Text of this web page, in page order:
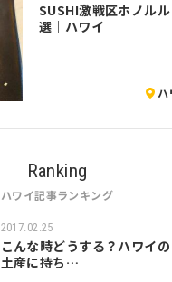
SUSHI激戦区ホノル
選｜ハワイ
ハ
Ranking
ハワイ記事ランキング
2017.02.25
こんな時どうする？ハワイ
土産に持ち…